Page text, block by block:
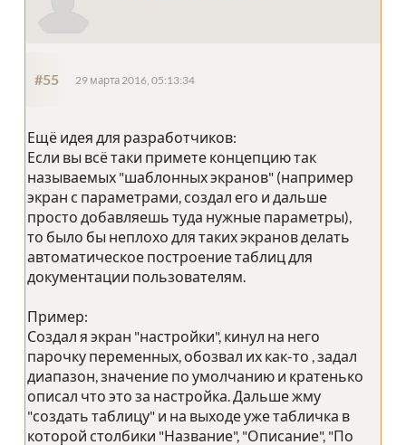
#55 29 марта 2016, 05:13:34
Ещё идея для разработчиков:
Если вы всё таки примете концепцию так
называемых "шаблонных экранов" (например
экран с параметрами, создал его и дальше
просто добавляешь туда нужные параметры),
то было бы неплохо для таких экранов делать
автоматическое построение таблиц для
документации пользователям.
Пример:
Создал я экран "настройки", кинул на него
парочку переменных, обозвал их как-то , задал
диапазон, значение по умолчанию и кратенько
описал что это за настройка. Дальше жму
"создать таблицу" и на выходе уже табличка в
которой столбики "Название", "Описание", "По